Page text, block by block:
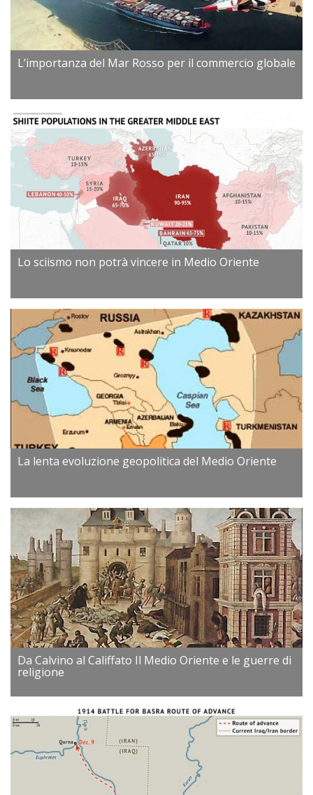
L’importanza del Mar Rosso per il commercio globale
Lo sciismo non potrà vincere in Medio Oriente
La lenta evoluzione geopolitica del Medio Oriente
Da Calvino al Califfato Il Medio Oriente e le guerre di
religione